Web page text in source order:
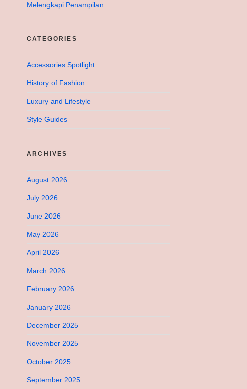
Melengkapi Penampilan
CATEGORIES
Accessories Spotlight
History of Fashion
Luxury and Lifestyle
Style Guides
ARCHIVES
August 2026
July 2026
June 2026
May 2026
April 2026
March 2026
February 2026
January 2026
December 2025
November 2025
October 2025
September 2025